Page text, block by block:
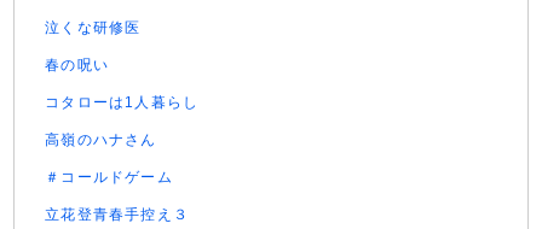
泣くな研修医
春の呪い
コタローは1人暮らし
高嶺のハナさん
＃コールドゲーム
立花登青春手控え３